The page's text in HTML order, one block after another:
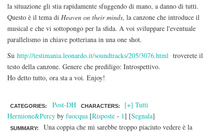
la situazione gli stia rapidamente sfuggendo di mano, a danno di tutti.
Questo è il tema di Heaven on their minds, la canzone che introduce il
musical e che vi sottopongo per la sfida. A voi sviluppare l'eventuale
parallelismo in chiave potteriana in una one shot.
Su http://testimania.leonardo.it/soundtracks/205/3076.html troverete il
testo della canzone. Genere che prediligo: Introspettivo.
Ho detto tutto, ora sta a voi. Enjoy!
CATEGORIES: Post-DH CHARACTERS:
[+] Tutti
Hermione&Percy by fuocqua [Risposte - 1] [Segnala]
SUMMARY:
Una coppia che mi sarebbe troppo piaciuto vedere è la